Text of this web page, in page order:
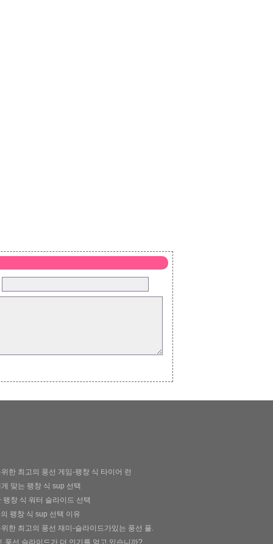
한 최고의 풍선 게임-팽창 식 타이어 런
맞는 팽창 식 sup 선택
팽창 식 워터 슬라이드 선택
팽창 식 sup 선택 이유
한 최고의 풍선 재미-슬라이드가있는 풍선 풀.
풍선 슬라이드가 더 인기를 얻고 있습니까?